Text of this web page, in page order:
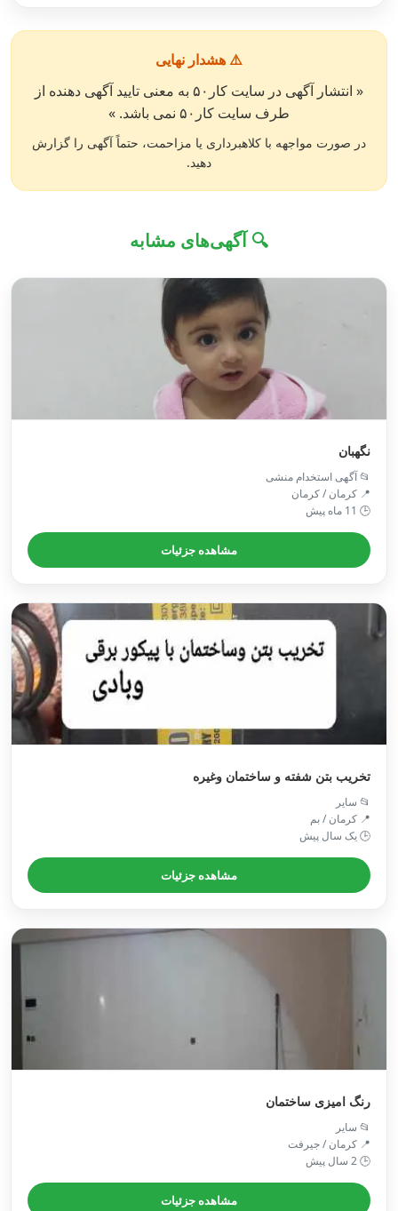
⚠️ هشدار نهایی
« انتشار آگهی در سایت کار۵۰ به معنی تایید آگهی دهنده از
طرف سایت کار۵۰ نمی باشد. »
در صورت مواجهه با کلاهبرداری یا مزاحمت، حتماً آگهی را گزارش
دهید.
🔍 آگهی‌های مشابه
نگهبان
📂 آگهی استخدام منشی
📍 کرمان / کرمان
🕒 11 ماه پیش
مشاهده جزئیات
تخریب بتن شفته و ساختمان وغیره
📂 سایر
📍 کرمان / بم
🕒 یک سال پیش
مشاهده جزئیات
رنگ امیزی ساختمان
📂 سایر
📍 کرمان / جيرفت
🕒 2 سال پیش
مشاهده جزئیات